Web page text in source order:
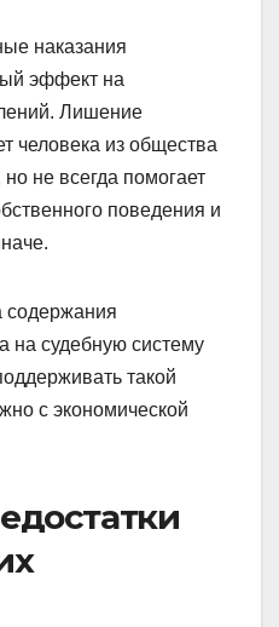
наказания
эффект на
Лишение
человека из общества
не всегда помогает
поведения и
содержания
на судебную систему
такой
с экономической